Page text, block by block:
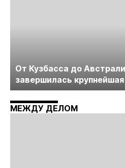
От Кузбасса до
завершилась
технологий «Недра
Майнинг»
МЕЖДУ ДЕЛОМ